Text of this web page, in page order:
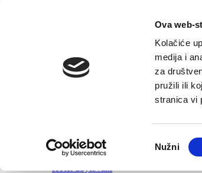
Ova web-
Kolačiće
medija i
za
pružili ili
stranica vi
pristanka
Nužni
Co navštívit?
Jídlo a pití
Suvenýry a obchody se suvenýry
Ubytování